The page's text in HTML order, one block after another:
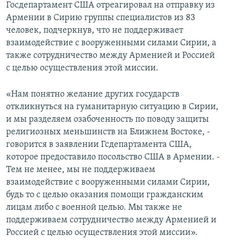
Госдепартамент США отреагировал на отправку из
Армении в Сирию группы специалистов из 83
человек, подчеркнув, что не поддерживает
взаимодействие с вооруженными силами Сирии, а
также сотрудничество между Арменией и Россией
с целью осуществления этой миссии.
«Нам понятно желание других государств
откликнуться на гуманитарную ситуацию в Сирии,
и мы разделяем озабоченность по поводу защиты
религиозных меньшинств на Ближнем Востоке, -
говорится в заявлении Гсдепартамента США,
которое предоставило посольство США в Армении. -
Тем не менее, мы не поддерживаем
взаимодействие с вооруженными силами Сирии,
будь то с целью оказания помощи гражданским
лицам либо с военной целью. Мы также не
поддерживаем сотрудничество между Арменией и
Россией с целью осуществления этой миссии».